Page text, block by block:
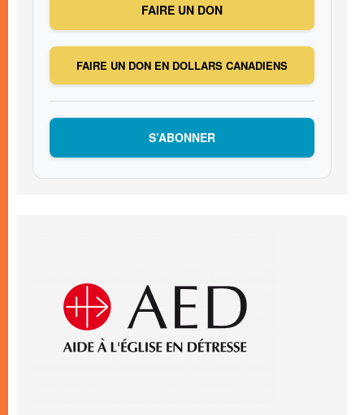
FAIRE UN DON
FAIRE UN DON EN DOLLARS CANADIENS
S’ABONNER